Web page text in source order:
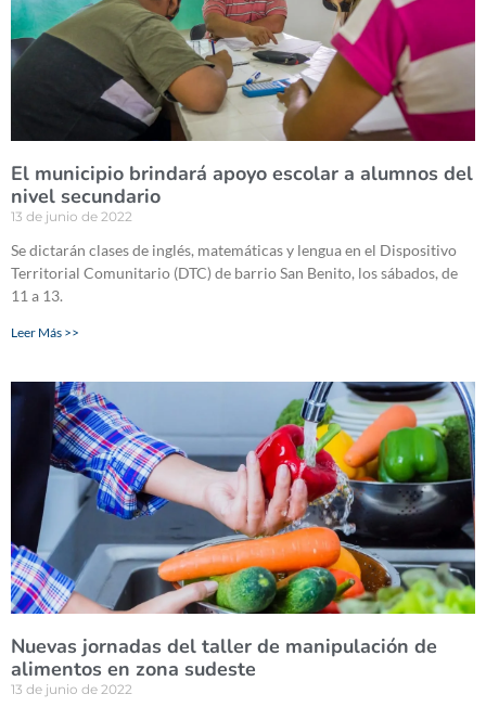
El municipio brindará apoyo escolar a alumnos del
nivel secundario
13 de junio de 2022
Se dictarán clases de inglés, matemáticas y lengua en el Dispositivo
Territorial Comunitario (DTC) de barrio San Benito, los sábados, de
11 a 13.
Leer Más >>
Nuevas jornadas del taller de manipulación de
alimentos en zona sudeste
13 de junio de 2022